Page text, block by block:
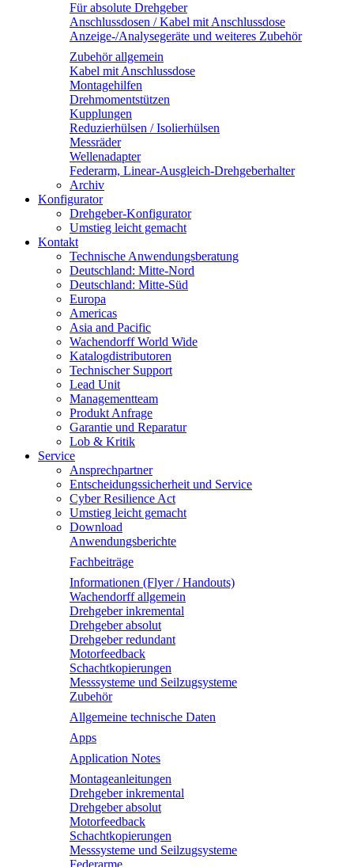
Für absolute Drehgeber
Anschlussdosen / Kabel mit Anschlussdose
Anzeige-/Analysegeräte und weiteres Zubehör
Zubehör allgemein
Kabel mit Anschlussdose
Montagehilfen
Drehmomentstützen
Kupplungen
Reduzierhülsen / Isolierhülsen
Messräder
Wellenadapter
Federarm, Linear-Ausgleich-Drehgeberhalter
Archiv
Konfigurator
Drehgeber-Konfigurator
Umstieg leicht gemacht
Kontakt
Technische Anwendungsberatung
Deutschland: Mitte-Nord
Deutschland: Mitte-Süd
Europa
Americas
Asia and Pacific
Wachendorff World Wide
Katalogdistributoren
Technischer Support
Lead Unit
Managementteam
Produkt Anfrage
Garantie und Reparatur
Lob & Kritik
Service
Ansprechpartner
Entscheidungssicherheit und Service
Cyber Resilience Act
Umstieg leicht gemacht
Download
Anwendungsberichte
Fachbeiträge
Informationen (Flyer / Handouts)
Wachendorff allgemein
Drehgeber inkremental
Drehgeber absolut
Drehgeber redundant
Motorfeedback
Schachtkopierungen
Messsysteme und Seilzugsysteme
Zubehör
Allgemeine technische Daten
Apps
Application Notes
Montageanleitungen
Drehgeber inkremental
Drehgeber absolut
Motorfeedback
Schachtkopierungen
Messsysteme und Seilzugsysteme
Federarme